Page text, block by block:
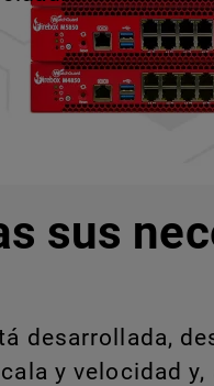
sus
desarrollada,
y velocidad